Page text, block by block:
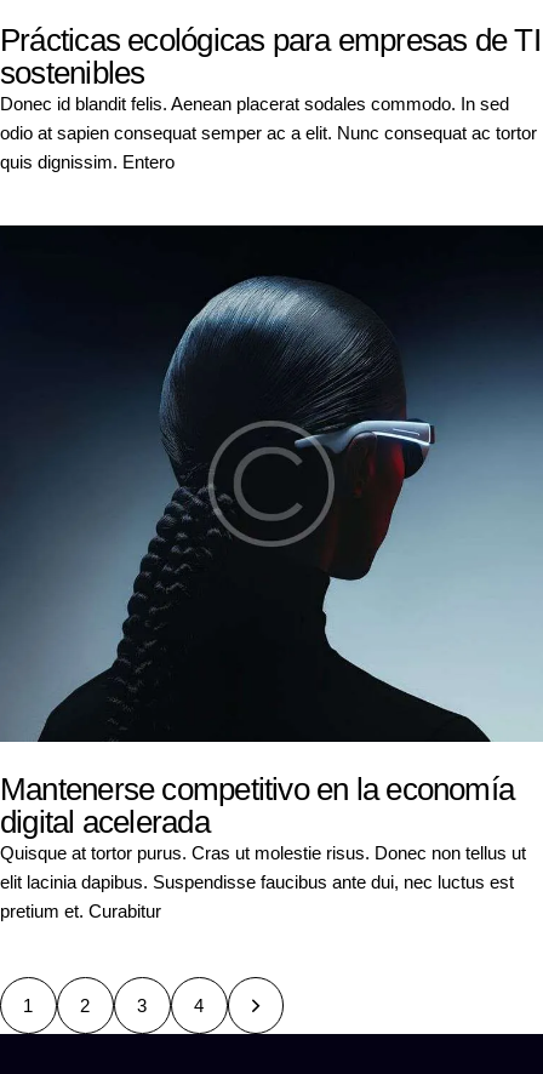
Prácticas ecológicas para empresas de TI
sostenibles
Donec id blandit felis. Aenean placerat sodales commodo. In sed
odio at sapien consequat semper ac a elit. Nunc consequat ac tortor
quis dignissim. Entero
Mantenerse competitivo en la economía
digital acelerada
Quisque at tortor purus. Cras ut molestie risus. Donec non tellus ut
elit lacinia dapibus. Suspendisse faucibus ante dui, nec luctus est
pretium et. Curabitur
1 2 3 4
>